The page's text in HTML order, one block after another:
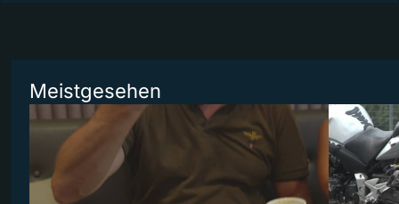
Meistgesehen